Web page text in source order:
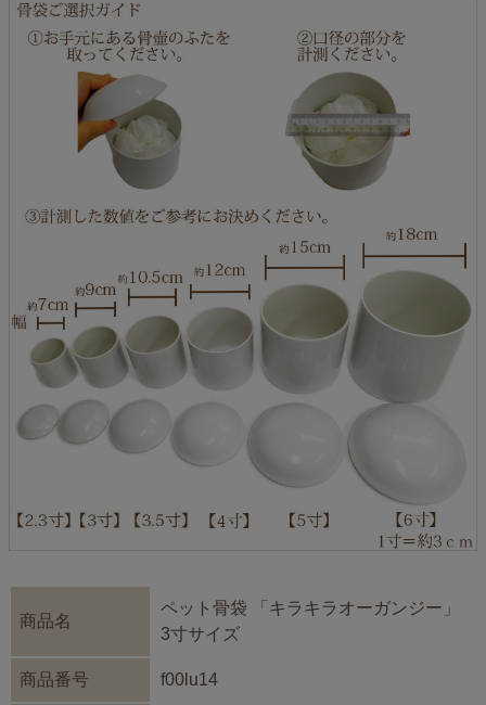
商品名
ペット骨袋 「キラキラオーガンジー」
3寸サイズ
商品番号 f00lu14